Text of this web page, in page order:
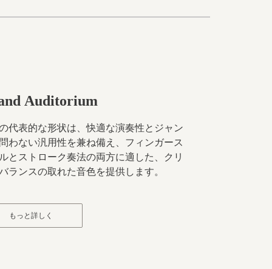
Auditorium
代表的な形状は、快適な演奏性とジャン
わない汎用性を兼ね備え、フィンガース
とストローク奏法の両方に適した、クリ
ランスの取れた音色を提供します。
もっと詳しく